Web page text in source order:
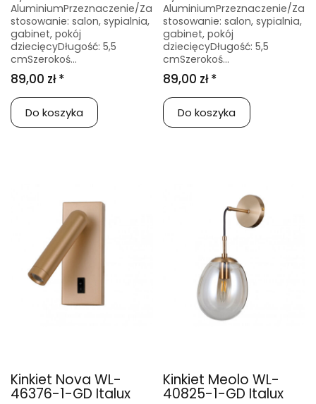
AluminiumPrzeznaczenie/Za
stosowanie: salon, sypialnia,
gabinet, pokój
dziecięcyDługość: 5,5
cmSzerokoś...
89,00 zł *
Do koszyka
AluminiumPrzeznaczenie/Za
stosowanie: salon, sypialnia,
gabinet, pokój
dziecięcyDługość: 5,5
cmSzerokoś...
89,00 zł *
Do koszyka
Kinkiet Nova WL-
46376-1-GD Italux
Kinkiet Meolo WL-
40825-1-GD Italux